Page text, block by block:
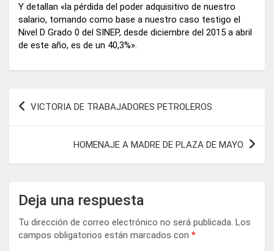
Y detallan «la pérdida del poder adquisitivo de nuestro
salario, tomando como base a nuestro caso testigo el
Nivel D Grado 0 del SINEP, desde diciembre del 2015 a abril
de este año, es de un 40,3%».
Navegación
de
VICTORIA DE TRABAJADORES PETROLEROS
HOMENAJE A MADRE DE PLAZA DE MAYO
Deja una respuesta
Tu dirección de correo electrónico no será publicada. Los
campos obligatorios están marcados con *